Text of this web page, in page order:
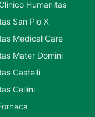
Humanitas
San Pio X
Medical Care
Mater Domini
Castelli
Cellini